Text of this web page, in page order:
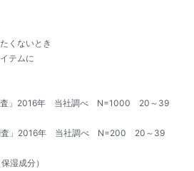
くないとき
テムに
査」2016年 当社調べ N=1000 20～39
査」2016年 当社調べ N=200 20～39
湿成分）